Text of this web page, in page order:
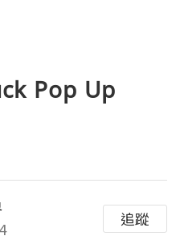
Pop Up
追蹤